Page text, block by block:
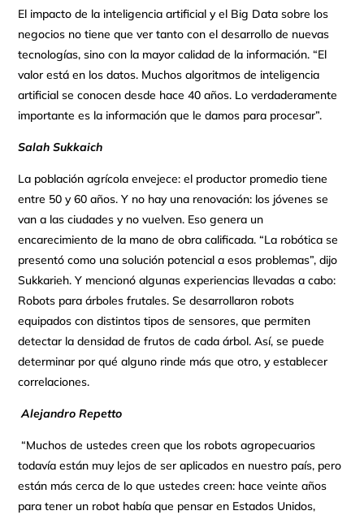
El impacto de la inteligencia artificial y el Big Data sobre los
negocios no tiene que ver tanto con el desarrollo de nuevas
tecnologías, sino con la mayor calidad de la información. “El
valor está en los datos. Muchos algoritmos de inteligencia
artificial se conocen desde hace 40 años. Lo verdaderamente
importante es la información que le damos para procesar”.
Salah Sukkaich
La población agrícola envejece: el productor promedio tiene
entre 50 y 60 años. Y no hay una renovación: los jóvenes se
van a las ciudades y no vuelven. Eso genera un
encarecimiento de la mano de obra calificada. “La robótica se
presentó como una solución potencial a esos problemas”, dijo
Sukkarieh. Y mencionó algunas experiencias llevadas a cabo:
Robots para árboles frutales. Se desarrollaron robots
equipados con distintos tipos de sensores, que permiten
detectar la densidad de frutos de cada árbol. Así, se puede
determinar por qué alguno rinde más que otro, y establecer
correlaciones.
Alejandro Repetto
“Muchos de ustedes creen que los robots agropecuarios
todavía están muy lejos de ser aplicados en nuestro país, pero
están más cerca de lo que ustedes creen: hace veinte años
para tener un robot había que pensar en Estados Unidos,